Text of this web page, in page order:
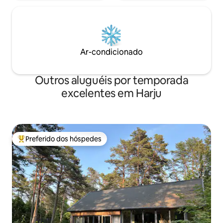
Ar-condicionado
Outros aluguéis por temporada
excelentes em Harju
Entre os melhores preferidos dos hóspedes
Preferido dos hóspedes